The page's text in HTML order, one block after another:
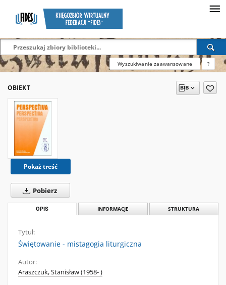
Wyszukiwanie zaawansowane ?
OBIEKT
Pokaż treść
Pobierz
OPIS INFORMACJE STRUKTURA
Tytuł:
Świętowanie - mistagogia liturgiczna
Autor:
Araszczuk, Stanisław (1958- )